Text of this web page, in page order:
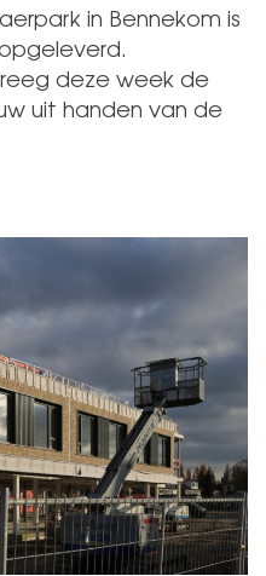
in Bennekom is
deze week de
uit handen van de